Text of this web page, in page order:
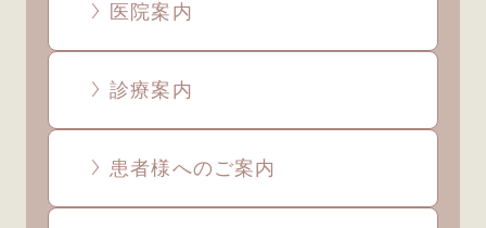
医院案内
診療案内
患者様へのご案内